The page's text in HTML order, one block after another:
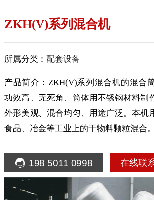
ZKH(V)系列混合机
所属分类： 配套设备
产品简介：ZKH(V)系列混合机的混合
功效高、无死角、筒体用不锈钢材料制
外形美观、混合均匀、用途广泛。本机
食品、冶金等工业上的干物料颗粒混合。
198 5011 0998 在线联